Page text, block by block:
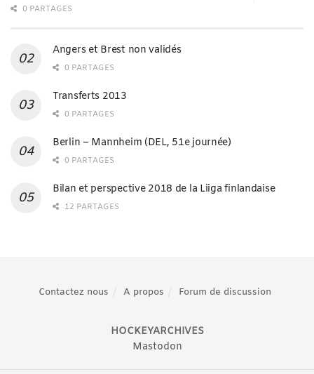
0 PARTAGES
Angers et Brest non validés
0 PARTAGES
Transferts 2013
0 PARTAGES
Berlin – Mannheim (DEL, 51e journée)
0 PARTAGES
Bilan et perspective 2018 de la Liiga finlandaise
12 PARTAGES
Contactez nous A propos Forum de discussion
HOCKEYARCHIVES
Mastodon